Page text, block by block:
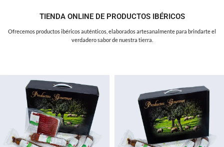
TIENDA ONLINE DE PRODUCTOS IBÉRICOS
Ofrecemos productos ibéricos auténticos, elaborados artesanalmente para brindarte el
verdadero sabor de nuestra tierra.